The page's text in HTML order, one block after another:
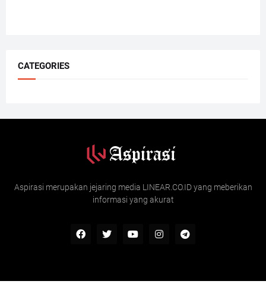
CATEGORIES
Aspirasi merupakan jejaring media LINEAR.CO.ID yang meberikan
informasi yang akurat